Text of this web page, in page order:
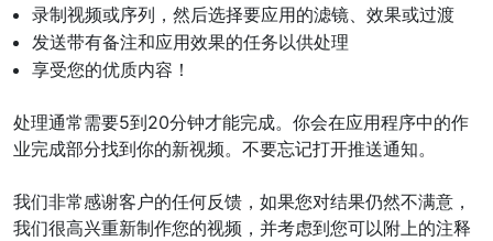
录制视频或序列，然后选择要应用的滤镜、效果或过渡
发送带有备注和应用效果的任务以供处理
享受您的优质内容！
处理通常需要5到20分钟才能完成。你会在应用程序中的作
业完成部分找到你的新视频。不要忘记打开推送通知。
我们非常感谢客户的任何反馈，如果您对结果仍然不满意，
我们很高兴重新制作您的视频，并考虑到您可以附上的注释